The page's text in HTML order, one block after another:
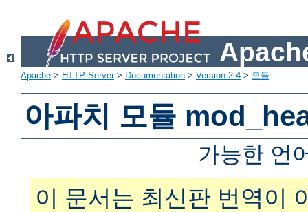
Apache > HTTP Server> Documentation > Version 2.4 > 모듈
아파치 모듈
가능한 언
이 문서는 최신판 번역이